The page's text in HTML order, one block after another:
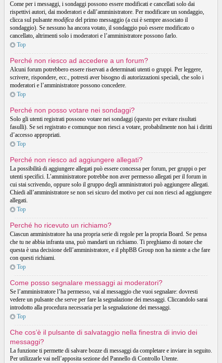
Come per i messaggi, i sondaggi possono essere modificati e cancellati solo dai
rispettivi autori, dai moderatori e dall’amministratore. Per modificare un sondaggio,
clicca sul pulsante modifica del primo messaggio (a cui è sempre associato il
sondaggio). Se nessuno ha ancora votato, il sondaggio può essere modificato o
cancellato, altrimenti solo i moderatori e l’amministratore possono farlo.
Top
Perché non riesco ad accedere a un forum?
Alcuni forum potrebbero essere riservati a determinati utenti o gruppi. Per leggere,
scrivere, rispondere, ecc., potresti aver bisogno di autorizzazioni speciali, che solo i
moderatori e l’amministratore possono concedere.
Top
Perché non posso votare nei sondaggi?
Solo gli utenti registrati possono votare nei sondaggi (questo per evitare risultati
fasulli). Se sei registrato e comunque non riesci a votare, probabilmente non hai i diritti
d’accesso appropriati.
Top
Perché non riesco ad aggiungere allegati?
La possibilità di aggiungere allegati può essere concessa per forum, per gruppi o per
utenti specifici. L’amministratore potrebbe non aver permesso allegati per il forum in
cui stai scrivendo, oppure solo il gruppo degli amministratori può aggiungere allegati.
Chiedi all’amministratore se non sei sicuro del motivo per cui non riesci ad aggiungere
allegati.
Top
Perché ho ricevuto un richiamo?
Ciascun amministratore ha una propria serie di regole per la propria Board. Se pensa
che tu ne abbia infranta una, può mandarti un richiamo. Ti preghiamo di notare che
questa è una decisione dell’amministratore, e il phpBB Group non ha niente a che fare
con questi richiami.
Top
Come posso segnalare messaggi ai moderatori?
Se l’amministratore l’ha permesso, vai al messaggio che vuoi segnalare: dovresti
vedere un pulsante che serve per fare la segnalazione dei messaggi. Cliccandolo sarai
introdotto alla procedura necessaria per la segnalazione dei messaggi.
Top
Che cos’è il pulsante di salvataggio nella finestra di invio dei
messaggi?
La funzione ti permette di salvare bozze di messaggi da completare e inviare in seguito.
Per utilizzarle vai nell’apposita sezione del Pannello di Controllo Utente.